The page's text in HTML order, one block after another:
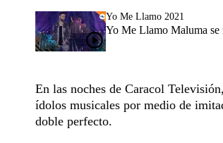
Yo Me Llamo 2021
Yo Me Llamo Maluma se
En las noches de Caracol
ídolos musicales por medio de
doble perfecto.